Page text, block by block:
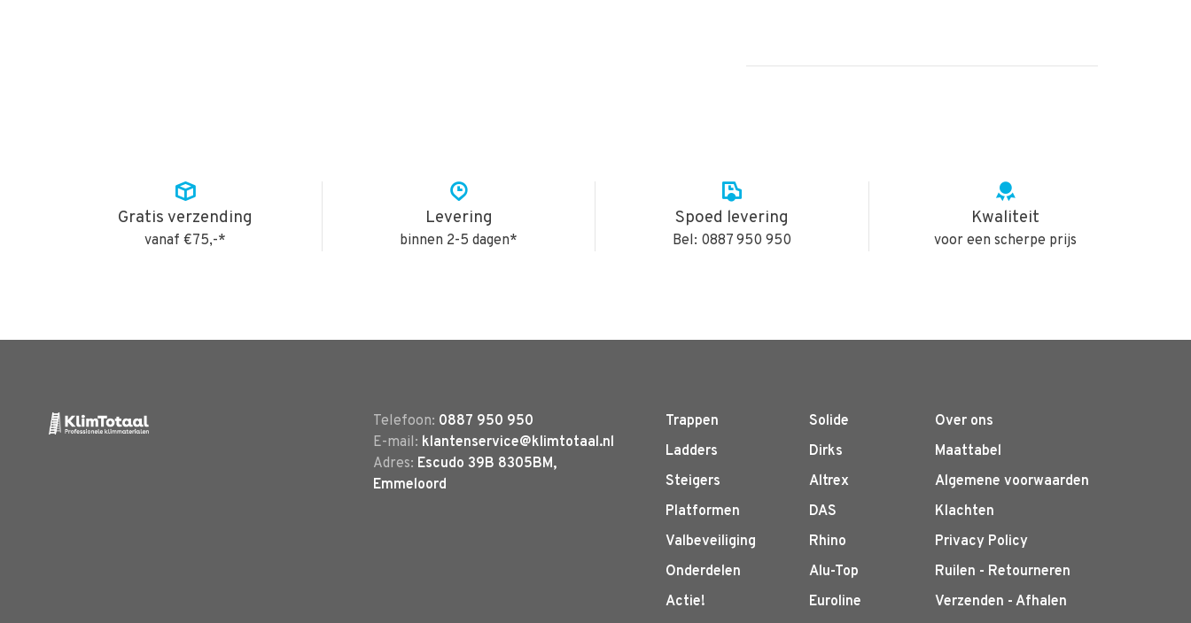
Gratis verzending
vanaf €75,-*
Levering
binnen 2-5 dagen*
Spoed levering
Bel: 0887 950 950
Kwaliteit
voor een scherpe prijs
Telefoon: 0887 950 950
E-mail: klantenservice@klimtotaal.nl
Adres: Escudo 39B 8305BM,
Emmeloord
Trappen
Ladders
Steigers
Platformen
Valbeveiliging
Onderdelen
Actie!
Solide
Dirks
Altrex
DAS
Rhino
Alu-Top
Euroline
Over ons
Maattabel
Algemene voorwaarden
Klachten
Privacy Policy
Ruilen - Retourneren
Verzenden - Afhalen